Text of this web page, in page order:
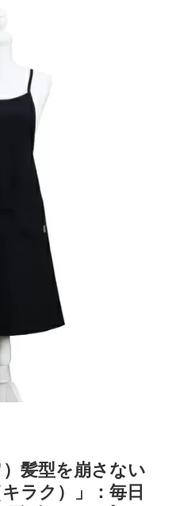
髪型を崩さない
ラク）」：毎日